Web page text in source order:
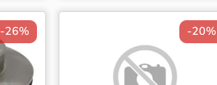
-26% -20%